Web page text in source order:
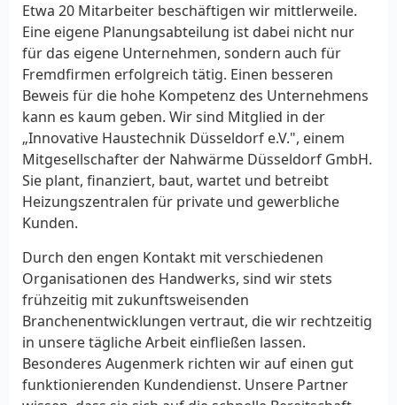
Etwa 20 Mitarbeiter beschäftigen wir mittlerweile.
Eine eigene Planungsabteilung ist dabei nicht nur
für das eigene Unternehmen, sondern auch für
Fremdfirmen erfolgreich tätig. Einen besseren
Beweis für die hohe Kompetenz des Unternehmens
kann es kaum geben. Wir sind Mitglied in der
„Innovative Haustechnik Düsseldorf e.V.", einem
Mitgesellschafter der Nahwärme Düsseldorf GmbH.
Sie plant, finanziert, baut, wartet und betreibt
Heizungszentralen für private und gewerbliche
Kunden.
Durch den engen Kontakt mit verschiedenen
Organisationen des Handwerks, sind wir stets
frühzeitig mit zukunftsweisenden
Branchenentwicklungen vertraut, die wir rechtzeitig
in unsere tägliche Arbeit einfließen lassen.
Besonderes Augenmerk richten wir auf einen gut
funktionierenden Kundendienst. Unsere Partner